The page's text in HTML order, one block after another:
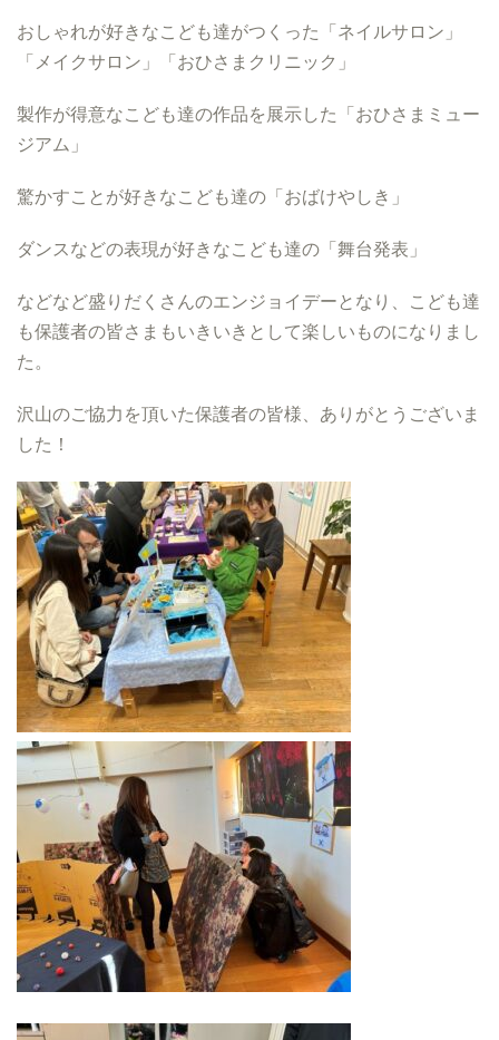
おしゃれが好きなこども達がつくった「ネイルサロン」
「メイクサロン」「おひさまクリニック」
製作が得意なこども達の作品を展示した「おひさまミュー
ジアム」
驚かすことが好きなこども達の「おばけやしき」
ダンスなどの表現が好きなこども達の「舞台発表」
などなど盛りだくさんのエンジョイデーとなり、こども達
も保護者の皆さまもいきいきとして楽しいものになりまし
た。
沢山のご協力を頂いた保護者の皆様、ありがとうございま
した！